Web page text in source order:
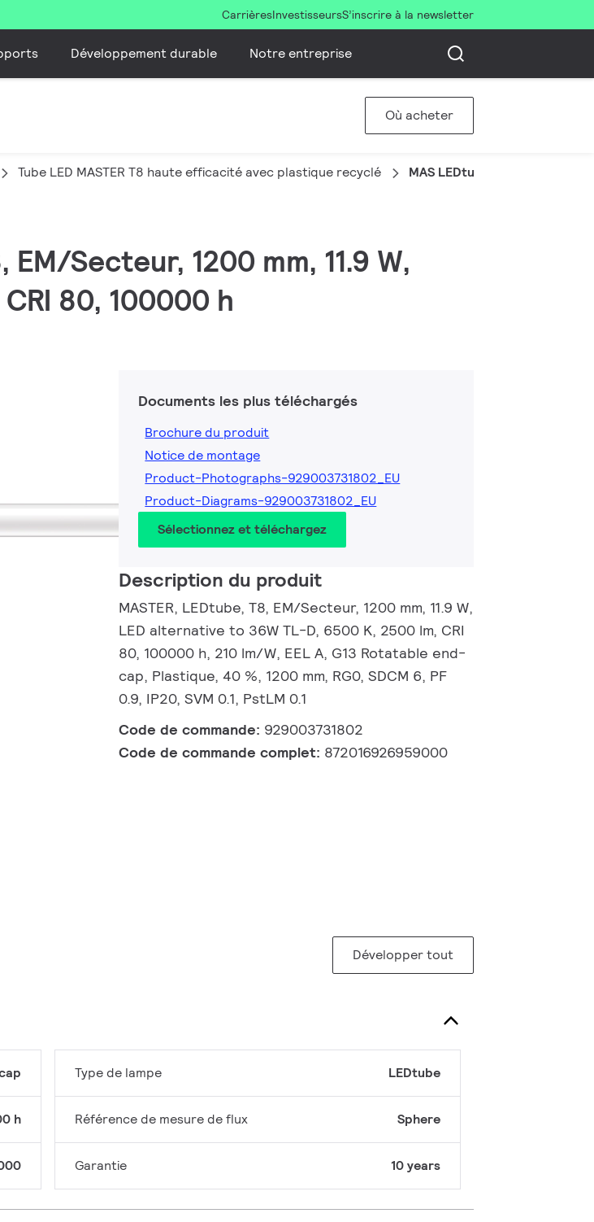
CarrièresInvestisseursS’inscrire à la newsletter
Développement durable Notre entreprise
Où acheter
Tube LED MASTER T8 haute efficacité avec plastique recyclé MAS LEDtube 1200mm UE
EM/Secteur, 1200 mm, 11.9 W,
80, 100000 h
Documents les plus téléchargés
Brochure du produit
Notice de montage
Product-Photographs-929003731802_EU
Product-Diagrams-929003731802_EU
Sélectionnez et téléchargez
Description du produit
MASTER, LEDtube, T8, EM/Secteur, 1200 mm, 11.9 W,
LED alternative to 36W TL-D, 6500 K, 2500 lm, CRI
80, 100000 h, 210 lm/W, EEL A, G13 Rotatable end-
cap, Plastique, 40 %, 1200 mm, RG0, SDCM 6, PF
0.9, IP20, SVM 0.1, PstLM 0.1
Code de commande: 929003731802
Code de commande complet: 872016926959000
Développer tout
h
Type de lampe LEDtube
Référence de mesure de flux Sphere
Garantie 10 years